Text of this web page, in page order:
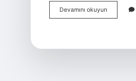
Devamını okuyun
Taşıt